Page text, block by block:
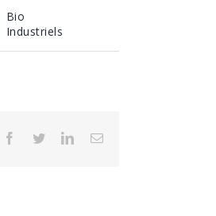
Bio
Industriels
Facebook
TwitterLinkedInEmail